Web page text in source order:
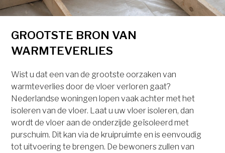
GROOTSTE BRON VAN
WARMTEVERLIES
Wist u dat een van de grootste oorzaken van
warmteverlies door de vloer verloren gaat?
Nederlandse woningen lopen vaak achter met het
isoleren van de vloer. Laat u uw vloer isoleren, dan
wordt de vloer aan de onderzijde geïsoleerd met
purschuim. Dit kan via de kruipruimte en is eenvoudig
tot uitvoering te brengen. De bewoners zullen van